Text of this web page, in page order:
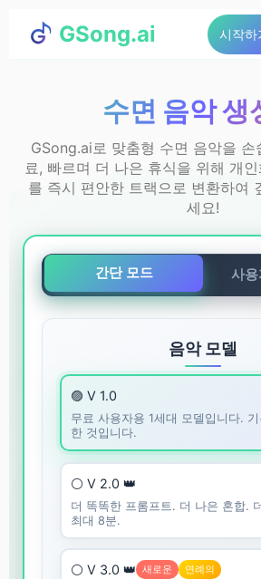
GSong.ai 시작하
수면 음악 생
GSong.ai로 맞춤형 수면 음악을
료, 빠르며 더 나은 휴식을 위해 개
를 즉시 편안한 트랙으로 변환하여
세요!
간단 모드 사용
음악 모델
🟣 V 1.0
무료 사용자용 1세대 모델입니다.
한 것입니다.
⚪ V 2.0 👑
더 똑똑한 프롬프트. 더 나은 혼합.
최대 8분.
⚪ V 3.0 👑 새로운 연례의